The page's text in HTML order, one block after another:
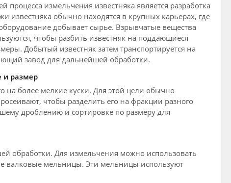
процесса измельчения известняка является разработка
известняка обычно находятся в крупных карьерах, где
добывает сырье. Взрывчатые вещества
чтобы разбить известняк на поддающиеся
Добытый известняк затем транспортируется на
завод для дальнейшей обработки.
и размер
на более мелкие куски. Для этой цели обычно
чтобы разделить его на фракции разного
дроблению и сортировке по размеру для
обработки. Для измельчения можно использовать
мельницы. Эти мельницы используют